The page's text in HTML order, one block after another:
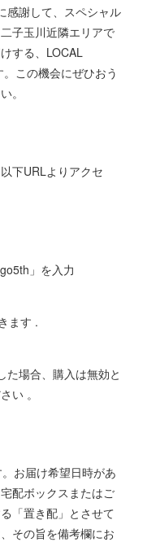
感謝して、スペシャル
子玉川近隣エリアで
する、LOCAL
この機会にぜひおう
。
下URLよりアクセ
」を入力
ます .
た場合、購入は無効と
い 。
お届け希望日時があ
配ボックスまたはご
「置き配」とさせて
その旨を備考欄にお